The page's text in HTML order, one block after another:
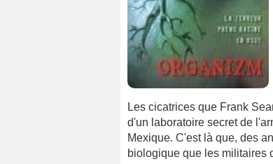
Les cicatrices que Frank
d'un laboratoire secret de
Mexique. C'est là que, des
biologique que les militaires